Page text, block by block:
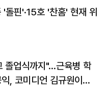
돌핀'·15호 '찬홈' 현재 위
졸업식까지"…근육병 학
, 코미디언 김규원이었